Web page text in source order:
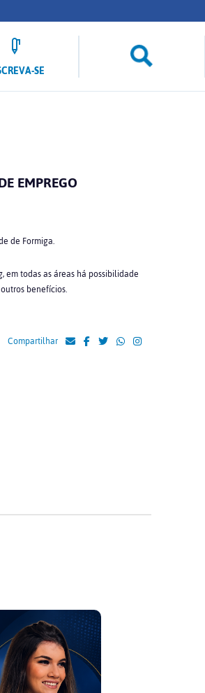
SE
EMPREGO
de Formiga.
em todas as áreas há possibilidade
benefícios.
Compartilhar